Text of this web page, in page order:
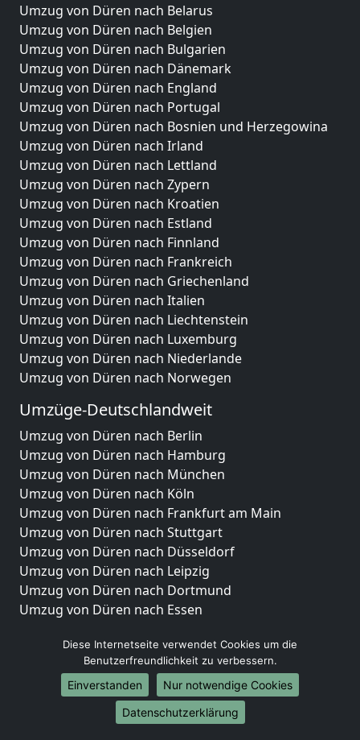
Umzug von Düren nach Belarus
Umzug von Düren nach Belgien
Umzug von Düren nach Bulgarien
Umzug von Düren nach Dänemark
Umzug von Düren nach England
Umzug von Düren nach Portugal
Umzug von Düren nach Bosnien und Herzegowina
Umzug von Düren nach Irland
Umzug von Düren nach Lettland
Umzug von Düren nach Zypern
Umzug von Düren nach Kroatien
Umzug von Düren nach Estland
Umzug von Düren nach Finnland
Umzug von Düren nach Frankreich
Umzug von Düren nach Griechenland
Umzug von Düren nach Italien
Umzug von Düren nach Liechtenstein
Umzug von Düren nach Luxemburg
Umzug von Düren nach Niederlande
Umzug von Düren nach Norwegen
Umzüge-Deutschlandweit
Umzug von Düren nach Berlin
Umzug von Düren nach Hamburg
Umzug von Düren nach München
Umzug von Düren nach Köln
Umzug von Düren nach Frankfurt am Main
Umzug von Düren nach Stuttgart
Umzug von Düren nach Düsseldorf
Umzug von Düren nach Leipzig
Umzug von Düren nach Dortmund
Umzug von Düren nach Essen
Umzug von Düren nach Dresden
Umzug von Düren nach Hannover
Umzug von Düren nach Nürnberg
Umzug von Düren nach Duisburg
Umzug von Düren nach Bochum
Diese Internetseite verwendet Cookies um die
Benutzerfreundlichkeit zu verbessern.
Einverstanden
Nur notwendige Cookies
Datenschutzerklärung